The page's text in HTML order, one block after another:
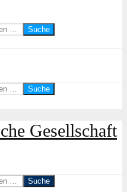
Suche
Suche
Suche